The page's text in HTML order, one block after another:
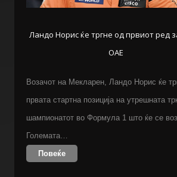
Ландо Норис ќе тргне од првиот ред
ОАЕ
Возачот на Мекларен, Ландо Норис ќе
првата стартна позиција на утрешната
шампионатот во Формула 1 што ќе се
Големата…
Повеќе